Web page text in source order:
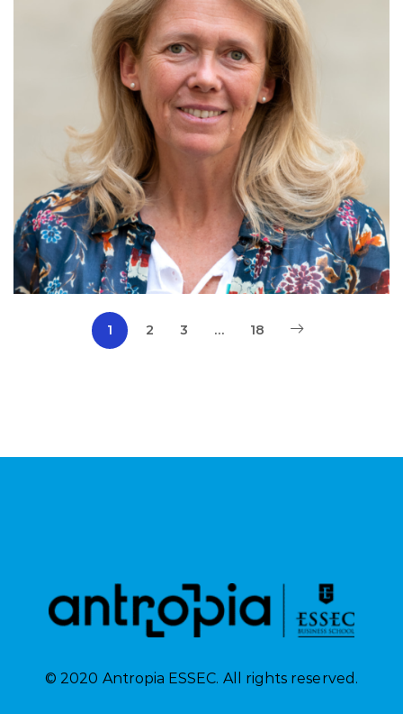
MAINTIEN DE L'AUTONOMIE, BIEN-VEILLIR,
AIDANCE
1 2 3 … 18
© 2020 Antropia ESSEC. All rights reserved.